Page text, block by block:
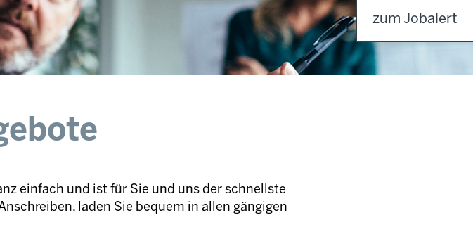
einfach und ist für Sie und uns der schnellste
laden Sie bequem in allen gängigen
zum Jobalert